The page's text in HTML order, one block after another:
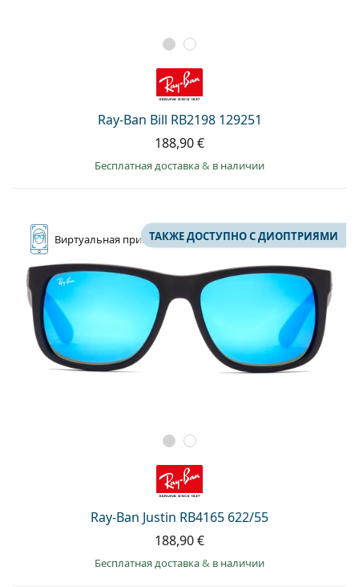
Ray-Ban Bill RB2198 129251
188,90 €
Бесплатная доставка& в наличии
Виртуальная примерка
Ray-Ban Justin RB4165 622/55
ТАКЖЕ ДОСТУПНО С ДИОПТРИЯМИ
188,90 €
Бесплатная доставка& в наличии